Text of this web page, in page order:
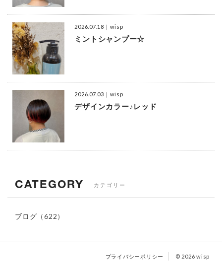
2026.07.18 ｜wisp
ミントシャンプー☆
2026.07.03 ｜wisp
デザインカラー♪レッド
CATEGORY カテゴリー
ブログ （622）
プライバシーポリシー © 2026 wisp